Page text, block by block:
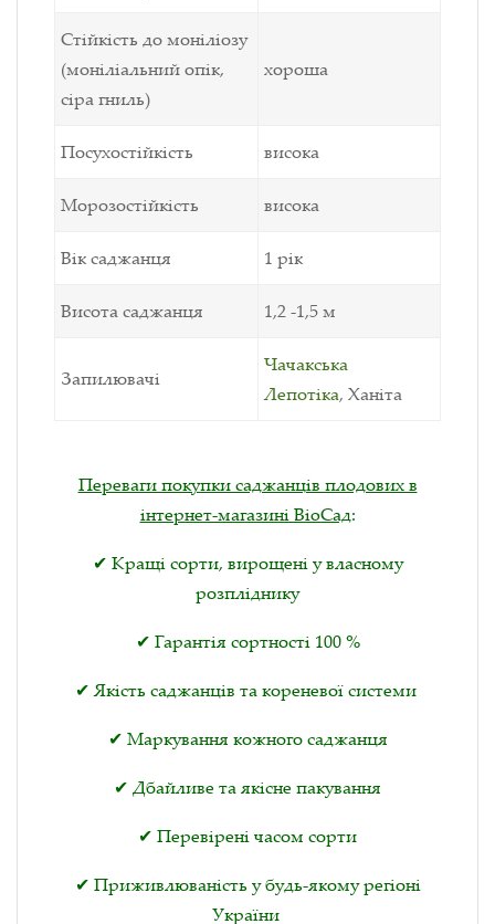
Стійкість до моніліозу
(моніліальний опік,
сіра гниль)
хороша
Посухостійкість висока
Морозостійкість висока
Вік саджанця 1 рік
Висота саджанця 1,2 -1,5 м
Запилювачі
Чачакська
Лепотіка, Ханіта
Переваги покупки саджанців плодових в
інтернет-магазині BioСад:
✔ Кращі сорти, вирощені у власному
розпліднику
✔ Гарантія сортності 100 %
✔ Якість саджанців та кореневої системи
✔ Маркування кожного саджанця
✔ Дбайливе та якісне пакування
✔ Перевірені часом сорти
✔ Приживлюваність у будь-якому регіоні
України